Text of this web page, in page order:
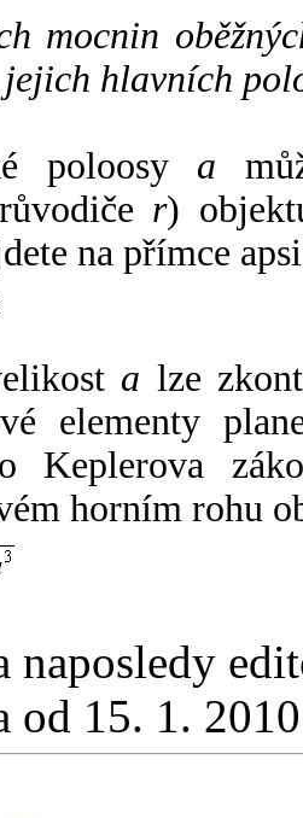
mocnin
hlavních
poloosy a
r)
na přímce
a lze
elementy
Keplerova
horním rohu
naposledy
od 15. 1.